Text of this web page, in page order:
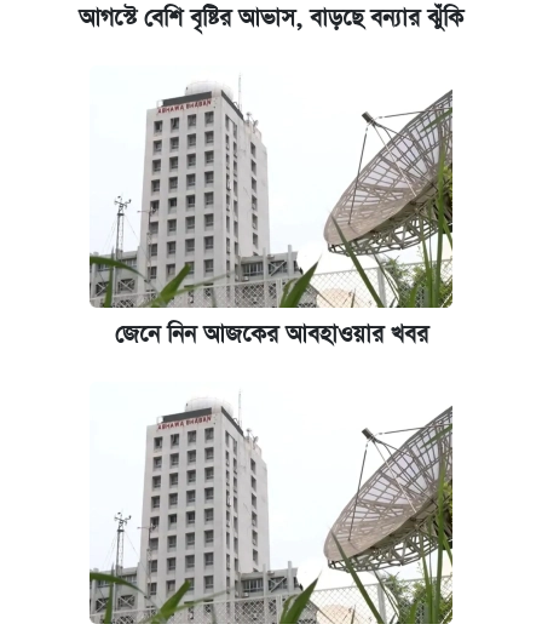
আগস্টে বেশি বৃষ্টির আভাস, বাড়ছে বন্যার ঝুঁকি
জেনে নিন আজকের আবহাওয়ার খবর